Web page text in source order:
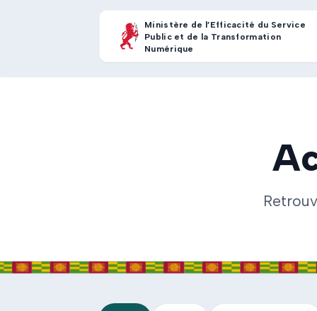
Ministère de l’Efficacité du Service
Public et de la Transformation
Numérique